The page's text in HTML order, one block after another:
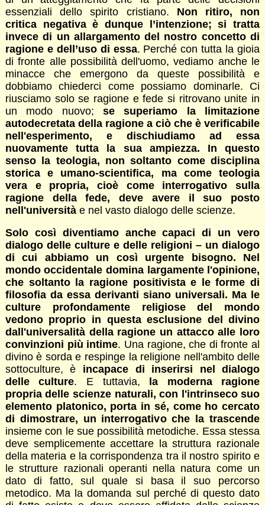
essenziali dello spirito cristiano. Non ritiro, non
critica negativa è dunque l’intenzione; si tratta
invece di un allargamento del nostro concetto di
ragione e dell’uso di essa. Perché con tutta la gioia
di fronte alle possibilità dell'uomo, vediamo anche le
minacce che emergono da queste possibilità e
dobbiamo chiederci come possiamo dominarle. Ci
riusciamo solo se ragione e fede si ritrovano unite in
un modo nuovo; se superiamo la limitazione
autodecretata della ragione a ciò che è verificabile
nell'esperimento, e dischiudiamo ad essa
nuovamente tutta la sua ampiezza. In questo
senso la teologia, non soltanto come disciplina
storica e umano-scientifica, ma come teologia
vera e propria, cioè come interrogativo sulla
ragione della fede, deve avere il suo posto
nell'universitàe nel vasto dialogo delle scienze.
Solo così diventiamo anche capaci di un vero
dialogo delle culture e delle religioni – un dialogo
di cui abbiamo un così urgente bisogno. Nel
mondo occidentale domina largamente l'opinione,
che soltanto la ragione positivista e le forme di
filosofia da essa derivanti siano universali. Ma le
culture profondamente religiose del mondo
vedono proprio in questa esclusione del divino
dall'universalità della ragione un attacco alle loro
convinzioni più intime. Una ragione, che di fronte al
divino è sorda e respinge la religione nell'ambito delle
sottoculture, è incapace di inserirsi nel dialogo
delle culture. E tuttavia,
la moderna ragione
propria delle scienze naturali, con l'intrinseco suo
elemento platonico, porta in sé, come ho cercato
di dimostrare, un interrogativo che la trascende
insieme con le sue possibilità metodiche. Essa stessa
deve semplicemente accettare la struttura razionale
della materia e la corrispondenza tra il nostro spirito e
le strutture razionali operanti nella natura come un
dato di fatto, sul quale si basa il suo percorso
metodico. Ma la domanda sul perché di questo dato